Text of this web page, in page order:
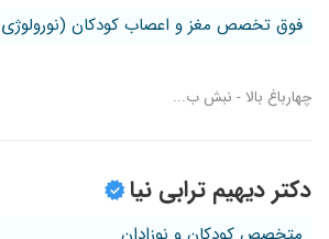
فوق تخصص مغز و اعصاب کودکان
چهارباغ بالا - نبش ب...
دکتر دیهیم ترابی نیا